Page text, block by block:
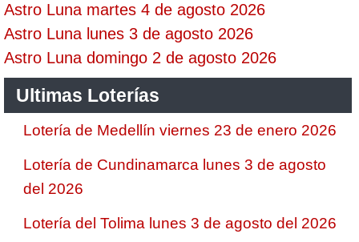
Astro Luna martes 4 de agosto 2026
Astro Luna lunes 3 de agosto 2026
Astro Luna domingo 2 de agosto 2026
Ultimas Loterías
Lotería de Medellín viernes 23 de enero 2026
Lotería de Cundinamarca lunes 3 de agosto
del 2026
Lotería del Tolima lunes 3 de agosto del 2026